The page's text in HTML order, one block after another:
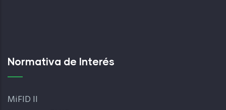
Normativa de Interés
MiFID II